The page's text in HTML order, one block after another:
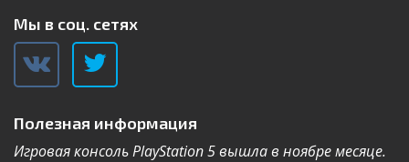
Мы в соц. сетях
Полезная информация
Игровая консоль PlayStation 5 вышла в ноябре месяце.